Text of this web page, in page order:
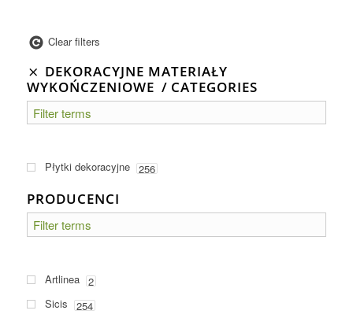
Clear filters
DEKORACYJNE MATERIAŁY
WYKOŃCZENIOWE
CATEGORIES
Płytki dekoracyjne 256
PRODUCENCI
Artlinea 2
Sicis
254